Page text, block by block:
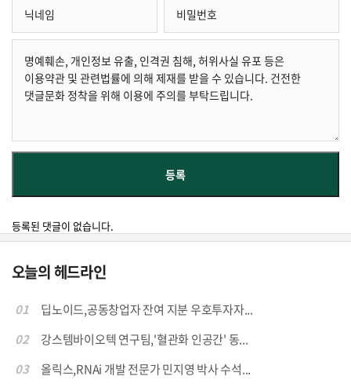
등록된 댓글이 없습니다.
오늘의 헤드라인
01
딥노이드,공동창업자 잔여 지분 우호투자자...
02
강스템바이오텍 연구팀,'혈관화 인공간' 동...
03
올릭스,RNAi 개발 전문가 민지영 박사 수석...